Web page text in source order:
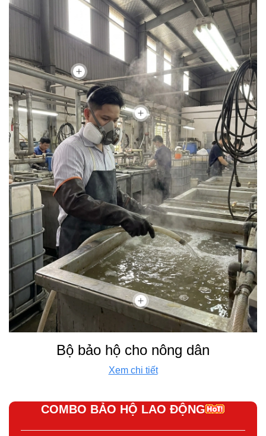
Bộ bảo hộ cho nông dân
Xem chi tiết
COMBO BẢO HỘ LAO ĐỘNG